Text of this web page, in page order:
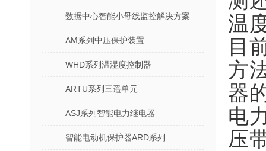
数据中心智能小母线监控解决方案
AM系列中压保护装置
WHD系列温湿度控制器
ARTU系列三遥单元
ASJ系列智能电力继电器
智能电动机保护器ARD系列
温
目
方
器
电
压